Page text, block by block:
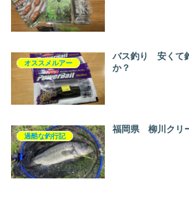
オススメルアー
バス釣り 安くて
か？
過酷な釣行記
福岡県 柳川クリ